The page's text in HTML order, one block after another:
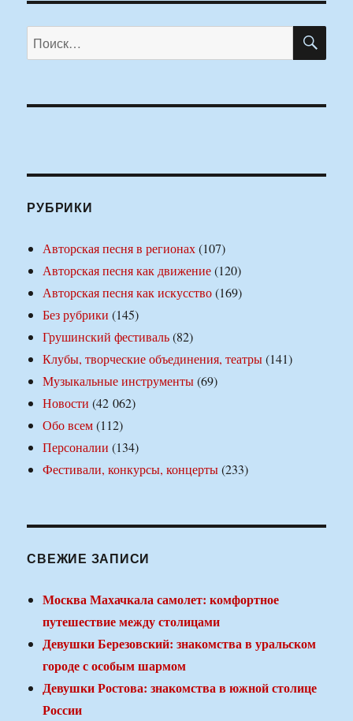
Искать:
РУБРИКИ
Авторская песня в регионах(107)
Авторская песня как движение(120)
Авторская песня как искусство(169)
Без рубрики (145)
Грушинский фестиваль(82)
Клубы, творческие объединения, театры(141)
Музыкальные инструменты(69)
Новости (42 062)
Обо всем(112)
Персоналии (134)
Фестивали, конкурсы, концерты(233)
СВЕЖИЕ ЗАПИСИ
Москва Махачкала самолет: комфортное
путешествие между столицами
Девушки Березовский: знакомства в уральском
городе с особым шармом
Девушки Ростова: знакомства в южной столице
России